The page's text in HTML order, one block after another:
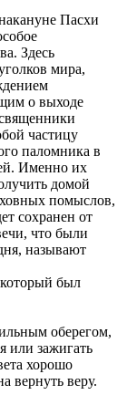
Пасхи
Здесь
мира,
о выходе
частицу
паломника в
Именно их
домой
помыслов,
сохранен от
что были
называют
был
оберегом,
или зажигать
хорошо
вернуть веру.